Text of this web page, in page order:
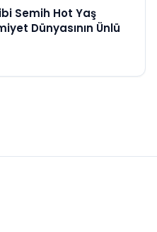
Semih Hot Yaş
Dünyasının Ünlü